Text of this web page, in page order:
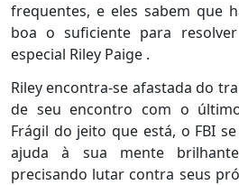
frequentes, e eles sabem que
boa o suficiente para
especial Riley Paige .
Riley encontra-se afastada do
de seu encontro com o
Frágil do jeito que está, o FBI
ajuda à sua mente
precisando lutar contra seus